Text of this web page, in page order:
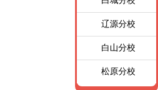
辽源分校
白山分校
松原分校